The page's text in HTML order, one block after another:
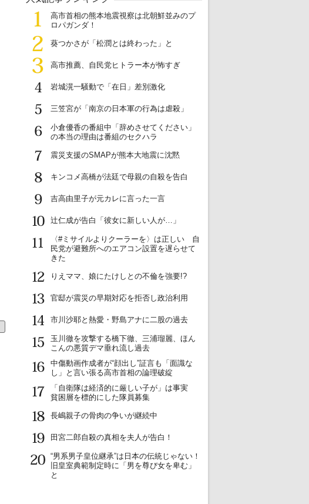
1
高市首相の熊本地震視察は北朝鮮並みのプ
ロパガンダ！
2
葵つかさが「松潤とは終わった」と
3
高市推薦、自民党ヒトラー本が怖すぎ
4
岩城滉一騒動で「在日」差別激化
5
三笠宮が「南京の日本軍の行為は虐殺」
6
小倉優香の番組中「辞めさせてください」
の本当の理由は番組のセクハラ
7
震災支援のSMAPが熊本大地震に沈黙
8
キンコメ高橋が法廷で母親の自殺を告白
9
吉高由里子が元カレに言った一言
10
辻仁成が告白「彼女に新しい人が…」
11
〈#ミサイルよりクーラーを〉は正しい 自
民党が避難所へのエアコン設置を遅らせて
きた
12
りえママ、娘にたけしとの不倫を強要!?
13
官邸が震災の早期対応を拒否し政治利用
14
市川沙耶と熱愛・野島アナに二股の過去
15
玉川徹を攻撃する橋下徹、三浦瑠麗、ほん
こんの悪質デマ垂れ流し過去
16
中傷動画作成者が“顔出し”証言も「面識な
し」と言い張る高市首相の論理破綻
17
「自衛隊は経済的に厳しい子が」は事実
貧困層を標的にした隊員募集
18
長嶋親子の骨肉の争いが継続中
19
田宮二郎自殺の真相を夫人が告白！
20
“男系男子皇位継承”は日本の伝統じゃない！
旧皇室典範制定時に「男を尊び女を卑む」
と